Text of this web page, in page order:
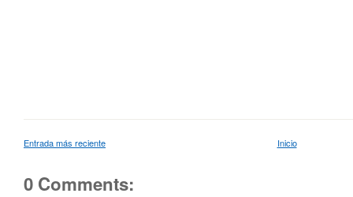
Entrada más reciente Inicio
0 Comments: